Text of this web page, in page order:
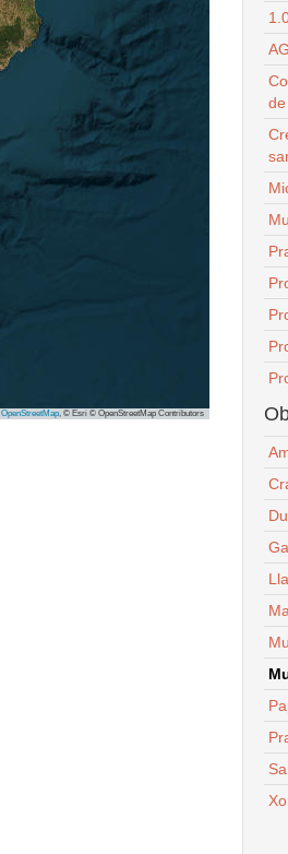
OpenStreetMap, © Esri © OpenStreetMap Contributors